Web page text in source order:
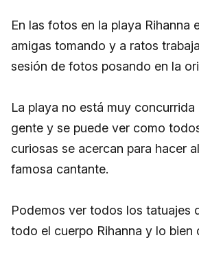
En las fotos en la playa Rihanna
amigas tomando y a ratos
sesión de fotos posando en la
La playa no está muy
gente y se puede ver como
curiosas se acercan para hacer
famosa cantante.
Podemos ver todos los tatuajes
todo el cuerpo Rihanna y lo bien